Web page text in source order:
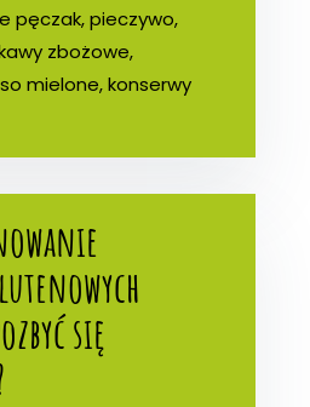
pęczak, pieczywo,
zbożowe,
mielone, konserwy
się